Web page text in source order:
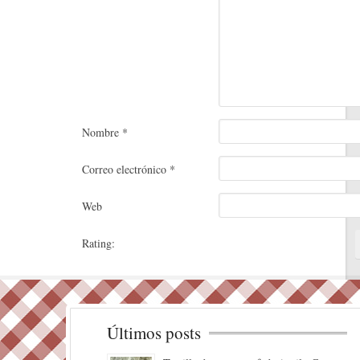
Nombre *
Correo electrónico *
Web
Rating:
Últimos posts